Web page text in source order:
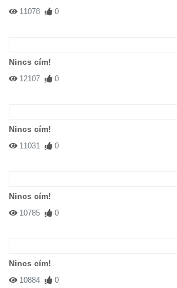
11078 0
Nincs cím!
12107 0
Nincs cím!
11031 0
Nincs cím!
10785 0
Nincs cím!
10884 0